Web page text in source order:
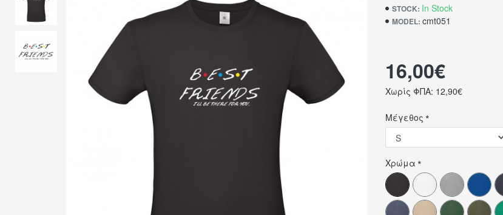
STOCK: In Stock
MODEL: cmt051
16,00€
Χωρίς ΦΠΑ: 12,90€
Μέγεθος
Χρώμα